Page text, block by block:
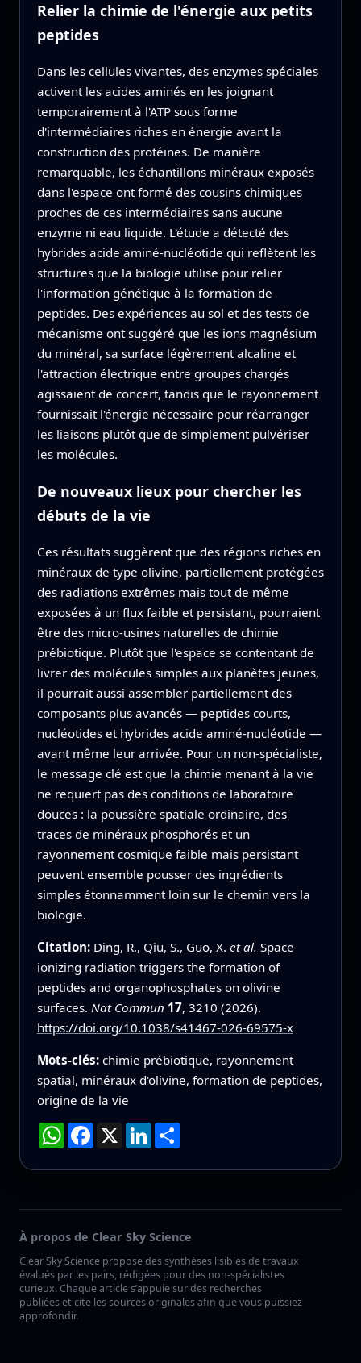
Relier la chimie de l'énergie aux petits
peptides
Dans les cellules vivantes, des enzymes spéciales
activent les acides aminés en les joignant
temporairement à l'ATP sous forme
d'intermédiaires riches en énergie avant la
construction des protéines. De manière
remarquable, les échantillons minéraux exposés
dans l'espace ont formé des cousins chimiques
proches de ces intermédiaires sans aucune
enzyme ni eau liquide. L'étude a détecté des
hybrides acide aminé‑nucléotide qui reflètent les
structures que la biologie utilise pour relier
l'information génétique à la formation de
peptides. Des expériences au sol et des tests de
mécanisme ont suggéré que les ions magnésium
du minéral, sa surface légèrement alcaline et
l'attraction électrique entre groupes chargés
agissaient de concert, tandis que le rayonnement
fournissait l'énergie nécessaire pour réarranger
les liaisons plutôt que de simplement pulvériser
les molécules.
De nouveaux lieux pour chercher les
débuts de la vie
Ces résultats suggèrent que des régions riches en
minéraux de type olivine, partiellement protégées
des radiations extrêmes mais tout de même
exposées à un flux faible et persistant, pourraient
être des micro‑usines naturelles de chimie
prébiotique. Plutôt que l'espace se contentant de
livrer des molécules simples aux planètes jeunes,
il pourrait aussi assembler partiellement des
composants plus avancés — peptides courts,
nucléotides et hybrides acide aminé‑nucléotide —
avant même leur arrivée. Pour un non‑spécialiste,
le message clé est que la chimie menant à la vie
ne requiert pas des conditions de laboratoire
douces : la poussière spatiale ordinaire, des
traces de minéraux phosphorés et un
rayonnement cosmique faible mais persistant
peuvent ensemble pousser des ingrédients
simples étonnamment loin sur le chemin vers la
biologie.
Citation: Ding, R., Qiu, S., Guo, X. et al. Space
ionizing radiation triggers the formation of
peptides and organophosphates on olivine
surfaces. Nat Commun 17, 3210 (2026).
https://doi.org/10.1038/s41467-026-69575-x
Mots-clés: chimie prébiotique, rayonnement
spatial, minéraux d'olivine, formation de peptides,
origine de la vie
WhatsApp
Facebook
X LinkedInPartager
À propos de Clear Sky Science
Clear Sky Science propose des synthèses lisibles de travaux
évalués par les pairs, rédigées pour des non-spécialistes
curieux. Chaque article s’appuie sur des recherches
publiées et cite les sources originales afin que vous puissiez
approfondir.